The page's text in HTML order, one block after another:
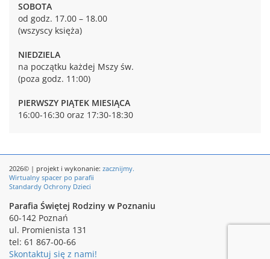
SOBOTA
od godz. 17.00 – 18.00
(wszyscy księża)
NIEDZIELA
na początku każdej Mszy św.
(poza godz. 11:00)
PIERWSZY PIĄTEK MIESIĄCA
16:00-16:30 oraz 17:30-18:30
2026© | projekt i wykonanie: zacznijmy.
Wirtualny spacer po parafii
Standardy Ochrony Dzieci
Parafia Świętej Rodziny w Poznaniu
60-142 Poznań
ul. Promienista 131
tel: 61 867-00-66
Skontaktuj się z nami!